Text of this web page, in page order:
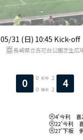
05/31 (日) 10:45 Kick-off
0 0 前半 2
0 後半 2 4
4'今利 喜
22'今利
27'下坂
長崎県立百花台公園芝生広